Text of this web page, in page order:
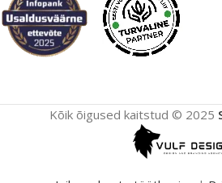
Kõik õigused kaitstud © 2025